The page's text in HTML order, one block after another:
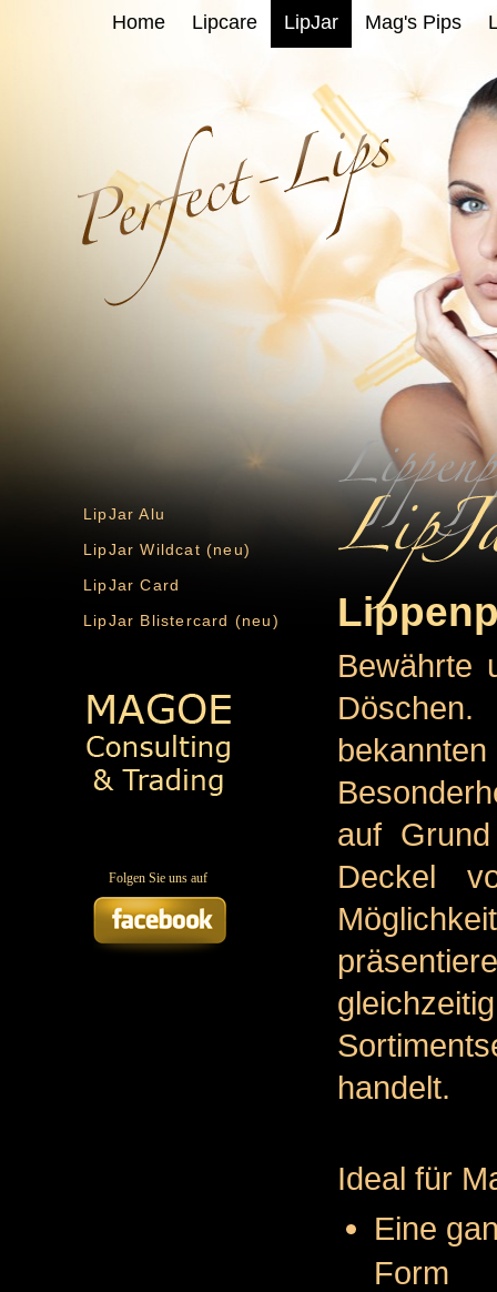
Home Lipcare LipJar Mag's Pips
LipJar Alu
LipJar Wildcat (neu)
LipJar Card
LipJar Blistercard (neu)
Folgen Sie uns auf
Bewährte
auf
Deckel
handelt.
Ideal für
Eine
Form